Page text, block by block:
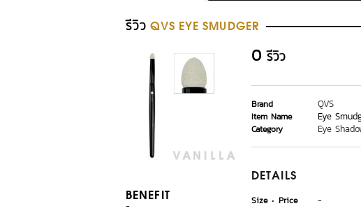
รีวิว QVS EYE SMUDGER
BENEFIT
-
0 รีวิว
Brand QVS
Item Name Eye
Category Eye
DETAILS
Size Price
-